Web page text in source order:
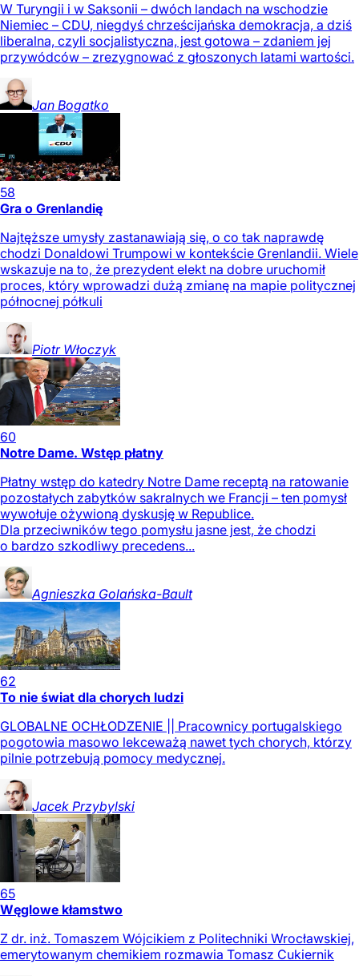
W Turyngii i w Saksonii – dwóch landach na wschodzie
Niemiec – CDU, niegdyś chrześcijańska demokracja, a dziś
liberalna, czyli socjalistyczna, jest gotowa – zdaniem jej
przywódców – zrezygnować z głoszonych latami wartości.
Jan Bogatko
58
Gra o Grenlandię
Najtęższe umysły zastanawiają się, o co tak naprawdę
chodzi Donaldowi Trumpowi w kontekście Grenlandii. Wiele
wskazuje na to, że prezydent elekt na dobre uruchomił
proces, który wprowadzi dużą zmianę na mapie politycznej
północnej półkuli
Piotr Włoczyk
60
Notre Dame. Wstęp płatny
Płatny wstęp do katedry Notre Dame receptą na ratowanie
pozostałych zabytków sakralnych we Francji – ten pomysł
wywołuje ożywioną dyskusję w Republice.
Dla przeciwników tego pomysłu jasne jest, że chodzi
o bardzo szkodliwy precedens...
Agnieszka Golańska-Bault
62
To nie świat dla chorych ludzi
GLOBALNE OCHŁODZENIE || Pracownicy portugalskiego
pogotowia masowo lekceważą nawet tych chorych, którzy
pilnie potrzebują pomocy medycznej.
Jacek Przybylski
65
Węglowe kłamstwo
Z dr. inż. Tomaszem Wójcikiem z Politechniki Wrocławskiej,
emerytowanym chemikiem rozmawia Tomasz Cukiernik